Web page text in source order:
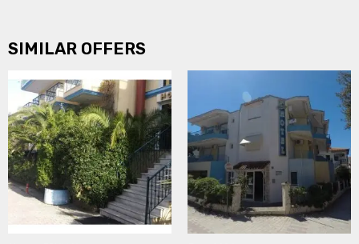
SIMILAR OFFERS